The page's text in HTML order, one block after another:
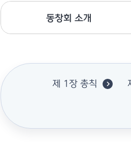
동창회 소개
제 1장 총칙